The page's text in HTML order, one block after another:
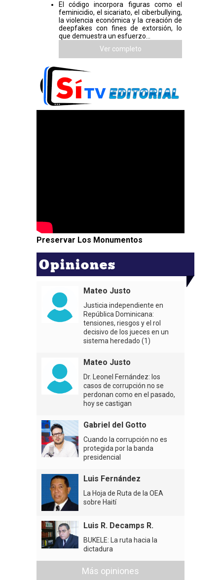
El código incorpora figuras como el
feminicidio, el sicariato, el ciberbullying,
la violencia económica y la creación de
deepfakes con fines de extorsión, lo
que demuestra un esfuerzo...
Ver completo
Preservar Los Monumentos
Opiniones
Mateo Justo
Justicia independiente en
República Dominicana:
tensiones, riesgos y el rol
decisivo de los jueces en un
sistema heredado (1)
Mateo Justo
Dr. Leonel Fernández: los
casos de corrupción no se
perdonan como en el pasado,
hoy se castigan
Gabriel del Gotto
Cuando la corrupción no es
protegida por la banda
presidencial
Luis Fernández
La Hoja de Ruta de la OEA
sobre Haití
Luis R. Decamps R.
BUKELE: La ruta hacia la
dictadura
Más opiniones